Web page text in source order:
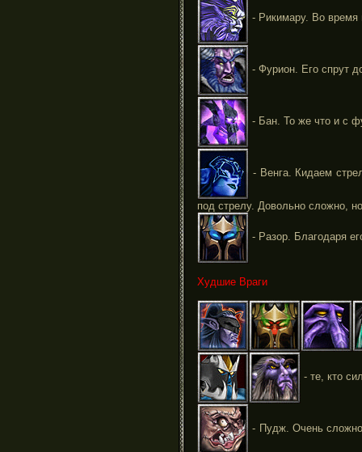
- Рикимару. Во время
- Фурион. Его спрут
- Бан. То же что и с
- Венга. Кидаем
под стрелу. Довольно сложно,
- Разор. Благодаря
Худшие Враги
- те, кто
- Пудж. Очень